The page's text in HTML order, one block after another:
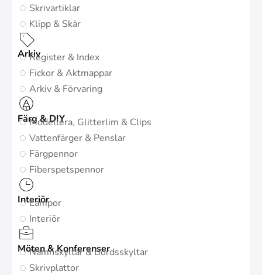
Skrivartiklar
Klipp & Skär
ArkivRegister & Index
Fickor & Aktmappar
Arkiv & Förvaring
Färg & DIY
Modellera, Glitterlim & Clips
Vattenfärger & Penslar
Färgpennor
Fiberspetspennor
Interiör
Lampor
Interiör
Möten & Konferenser
Namnskyltar & Bordsskyltar
Skrivplattor